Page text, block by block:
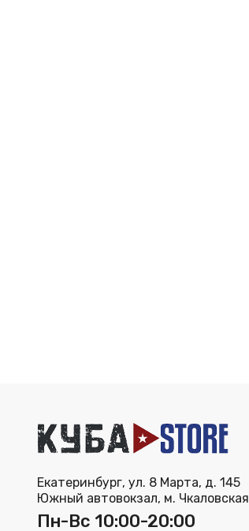
Екатеринбург, ул. 8 Марта, д. 145
Южный автовокзал, м. Чкаловская
Пн-Вс 10:00-20:00